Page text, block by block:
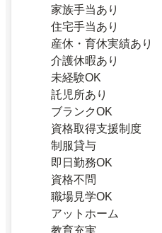
家族手当あり
住宅手当あり
産休・育休実績あり
介護休暇あり
未経験OK
託児所あり
ブランクOK
資格取得支援制度
制服貸与
即日勤務OK
資格不問
職場見学OK
アットホーム